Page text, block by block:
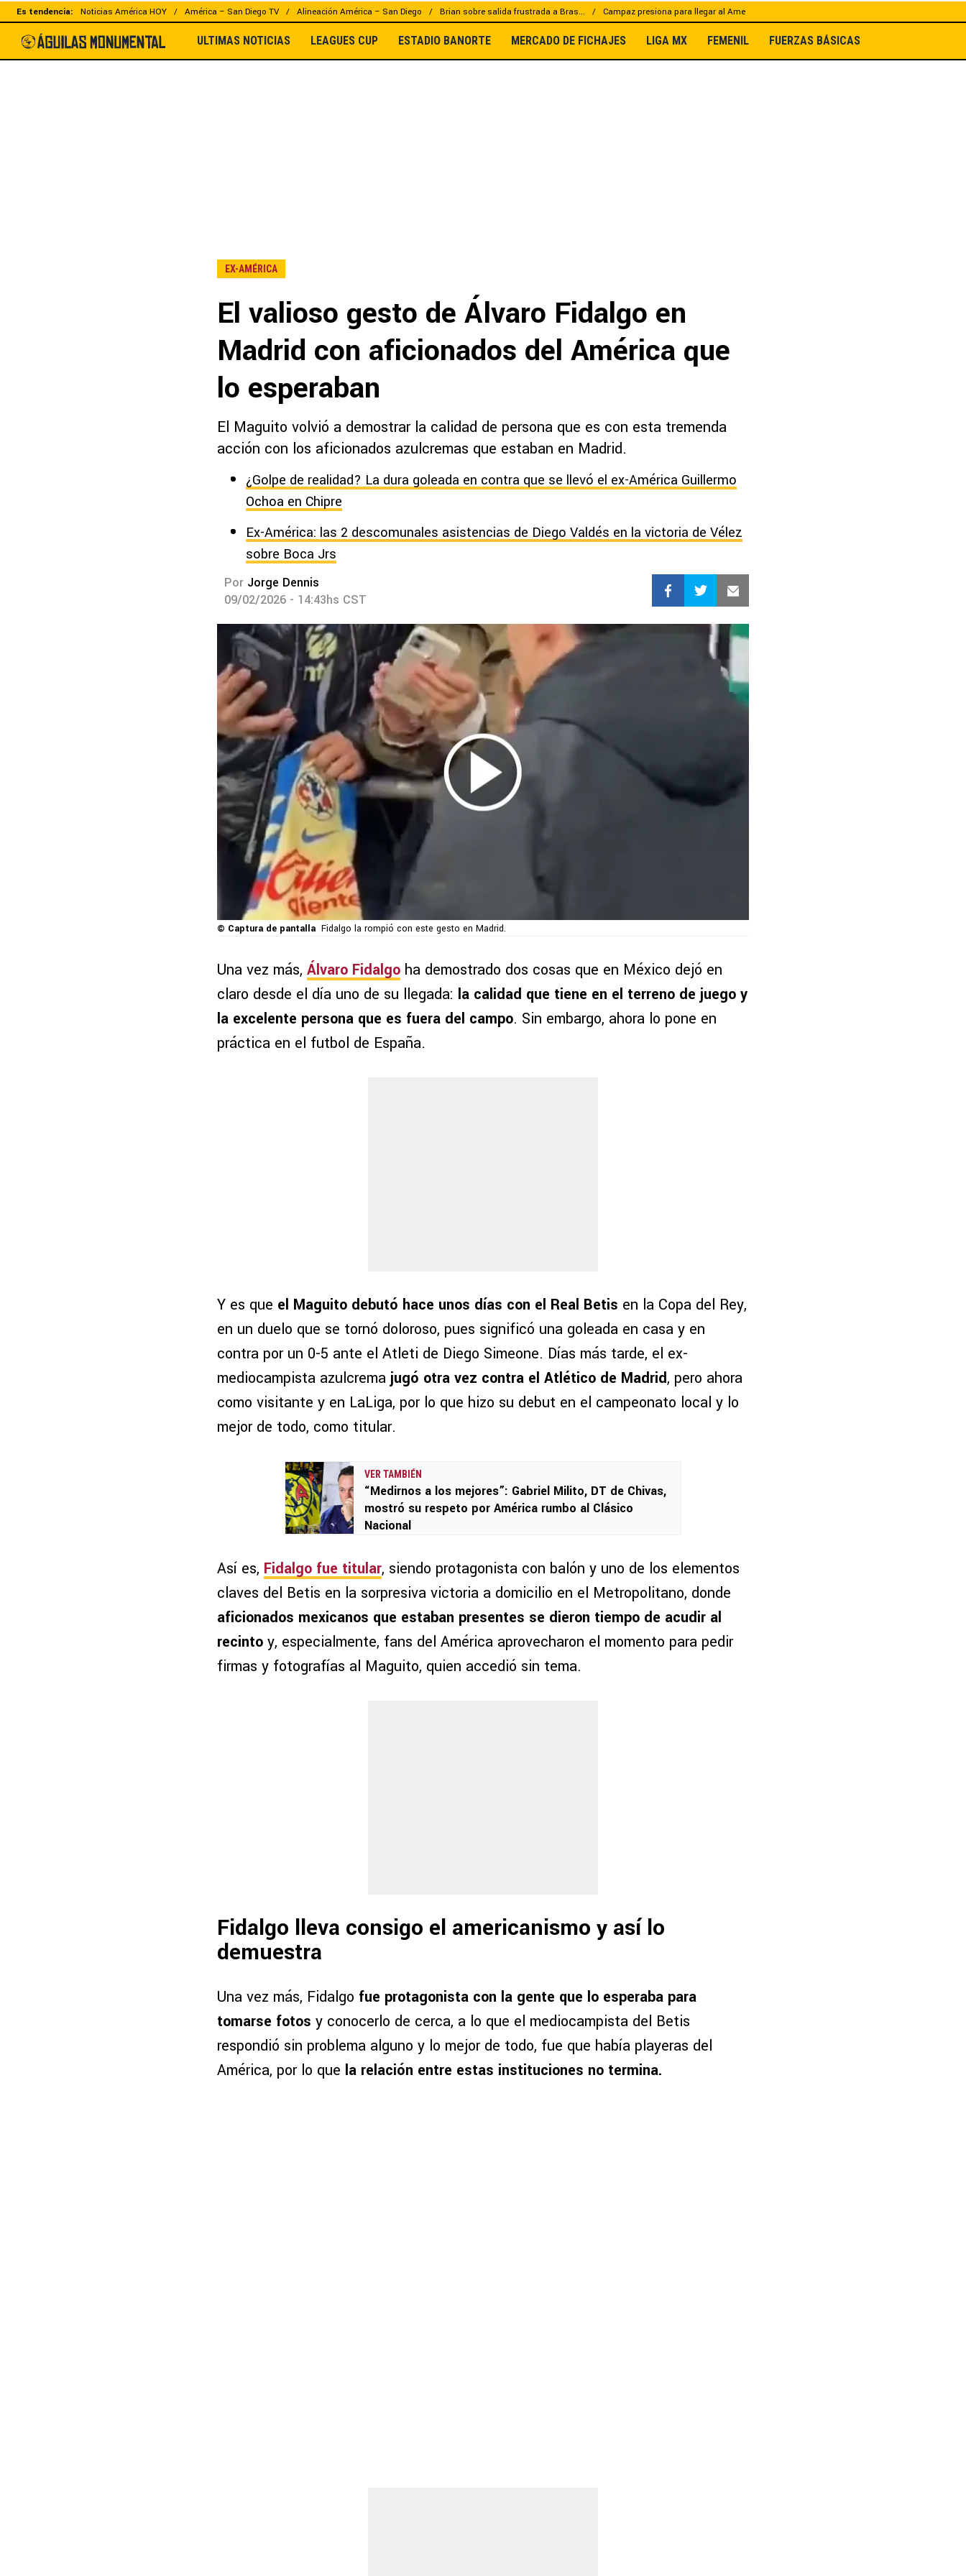
Es tendencia: Noticias América HOY América – San Diego TV Alineación América – San Diego Brian sobre salida frustrada a Bras... Campaz presiona para llegar al Ame
ULTIMAS NOTICIAS LEAGUES CUP ESTADIO BANORTE MERCADO DE FICHAJES LIGA MX FEMENIL FUERZAS BÁSICAS
EX-AMÉRICA
El valioso gesto de Álvaro Fidalgo en
Madrid con aficionados del América que
lo esperaban
El Maguito volvió a demostrar la calidad de persona que es con esta tremenda
acción con los aficionados azulcremas que estaban en Madrid.
¿Golpe de realidad? La dura goleada en contra que se llevó el ex-América Guillermo
Ochoa en Chipre
Ex-América: las 2 descomunales asistencias de Diego Valdés en la victoria de Vélez
sobre Boca Jrs
Por Jorge Dennis
09/02/2026 - 14:43hs CST
© Captura de pantalla Fidalgo la rompió con este gesto en Madrid.
Una vez más, Álvaro Fidalgo ha demostrado dos cosas que en México dejó en
claro desde el día uno de su llegada: la calidad que tiene en el terreno de juego y
la excelente persona que es fuera del campo. Sin embargo, ahora lo pone en
práctica en el futbol de España.
Y es que el Maguito debutó hace unos días con el Real Betis en la Copa del Rey,
en un duelo que se tornó doloroso, pues significó una goleada en casa y en
contra por un 0-5 ante el Atleti de Diego Simeone. Días más tarde, el ex-
mediocampista azulcrema jugó otra vez contra el Atlético de Madrid, pero ahora
como visitante y en LaLiga, por lo que hizo su debut en el campeonato local y lo
mejor de todo, como titular.
VER TAMBIÉN
“Medirnos a los mejores”: Gabriel Milito, DT de Chivas,
mostró su respeto por América rumbo al Clásico
Nacional
Así es, Fidalgo fue titular, siendo protagonista con balón y uno de los elementos
claves del Betis en la sorpresiva victoria a domicilio en el Metropolitano, donde
aficionados mexicanos que estaban presentes se dieron tiempo de acudir al
recinto y, especialmente, fans del América aprovecharon el momento para pedir
firmas y fotografías al Maguito, quien accedió sin tema.
Fidalgo lleva consigo el americanismo y así lo
demuestra
Una vez más, Fidalgo fue protagonista con la gente que lo esperaba para
tomarse fotos y conocerlo de cerca, a lo que el mediocampista del Betis
respondió sin problema alguno y lo mejor de todo, fue que había playeras del
América, por lo que la relación entre estas instituciones no termina.